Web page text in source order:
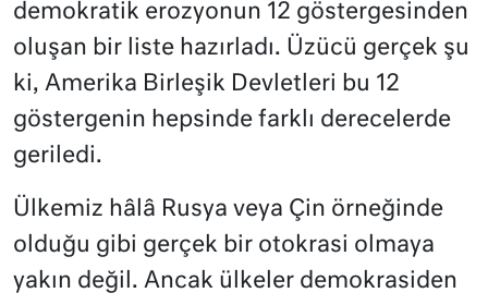
demokratik erozyonun 12 göstergesinden
oluşan bir liste hazırladı. Üzücü gerçek şu
ki, Amerika Birleşik Devletleri bu 12
göstergenin hepsinde farklı derecelerde
geriledi.
Ülkemiz hâlâ Rusya veya Çin örneğinde
olduğu gibi gerçek bir otokrasi olmaya
yakın değil. Ancak ülkeler demokrasiden